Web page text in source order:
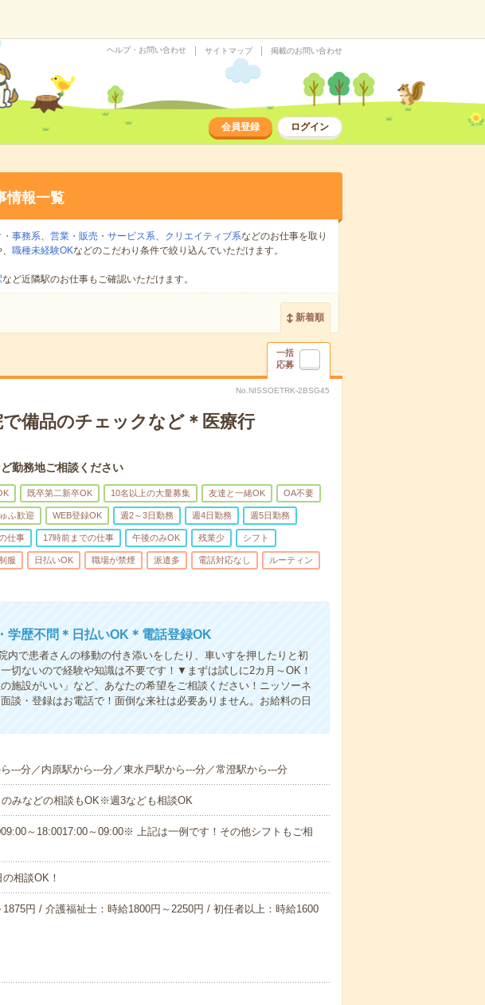
ヘルプ・お問い合わせ サイトマップ 掲載のお問い合わせ
会員登録 ログイン
情報一覧
・事務系、 営業・販売・サービス系、 クリエイティブ系などのお仕事を取り
職種未経験OKなどのこだわり条件で絞り込んでいただけます。
など近隣駅のお仕事もご確認いただけます。
新着順
一括
応募
No.NISSOETRK-2BSG45
備品のチェックなど＊医療行
勤務地ご相談ください
既卒第二新卒OK 10名以上の大量募集 友達と一緒OK OA不要
ふ歓迎 WEB登録OK 週2～3日勤務 週4日勤務 週5日勤務
仕事 17時前までの仕事 午後のみOK 残業少 シフト
服 日払いOK 職場が禁煙 派遣多 電話対応なし ルーティン
学歴不問＊日払いOK＊電話登録OK
で患者さんの移動の付き添いをしたり、車いすを押したりと初
切ないので経験や知識は不要です！▼まずは試しに2カ月～OK！
施設がいい」など、あなたの希望をご相談ください！ニッソーネ
談・登録はお電話で！面倒な来社は必要ありません。お給料の日
---分／内原駅から---分／東水戸駅から---分／常澄駅から---分
みなどの相談もOK※週3なども相談OK
～18:0017:00～09:00※ 上記は一例です！その他シフトもご相
相談OK！
円 / 介護福祉士：時給1800円～2250円 / 初任者以上：時給1600